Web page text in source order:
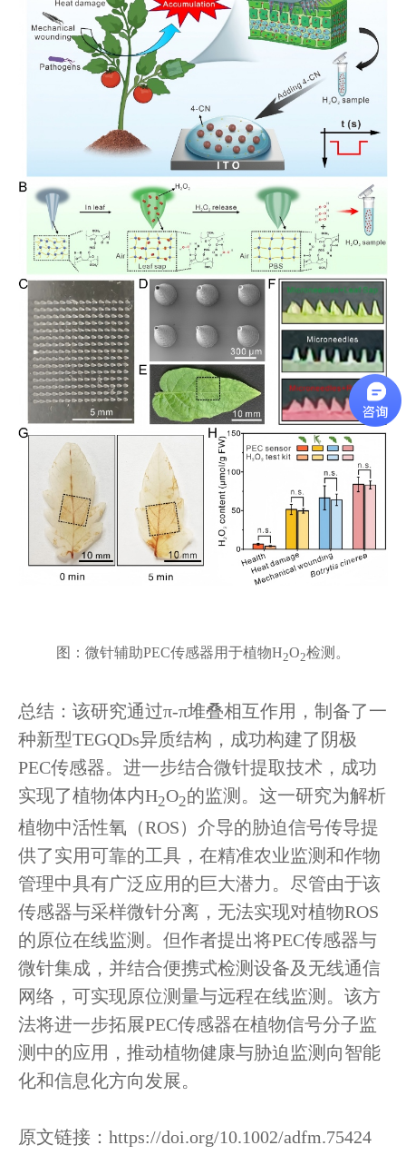
图：微针辅助PEC传感器用于植物H2O2检测。
总结：该研究通过π-π堆叠相互作用，制备了一
种新型TEGQDs异质结构，成功构建了阴极
PEC传感器。进一步结合微针提取技术，成功
实现了植物体内H2O2的监测。这一研究为解析
植物中活性氧（ROS）介导的胁迫信号传导提
供了实用可靠的工具，在精准农业监测和作物
管理中具有广泛应用的巨大潜力。尽管由于该
传感器与采样微针分离，无法实现对植物ROS
的原位在线监测。但作者提出将PEC传感器与
微针集成，并结合便携式检测设备及无线通信
网络，可实现原位测量与远程在线监测。该方
法将进一步拓展PEC传感器在植物信号分子监
测中的应用，推动植物健康与胁迫监测向智能
化和信息化方向发展。
原文链接：https://doi.org/10.1002/adfm.75424